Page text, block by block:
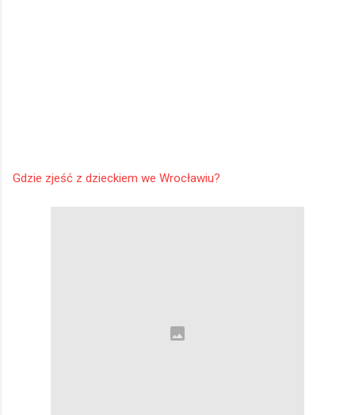
Gdzie zjeść z dzieckiem we Wrocławiu?